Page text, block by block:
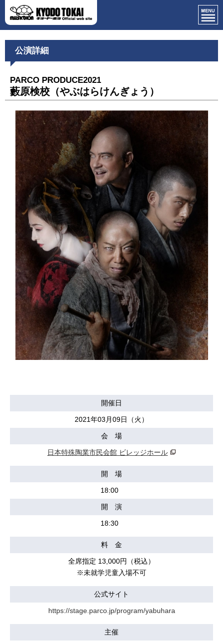
公演詳細
PARCO PRODUCE2021
藪原検校（やぶはらけんぎょう）
開催日
2021年03月09日（火）
会 場
日本特殊陶業市民会館 ビレッジホール
開 場
18:00
開 演
18:30
料 金
全席指定 13,000円（税込）
※未就学児童入場不可
公式サイト
https://stage.parco.jp/program/yabuhara
主催